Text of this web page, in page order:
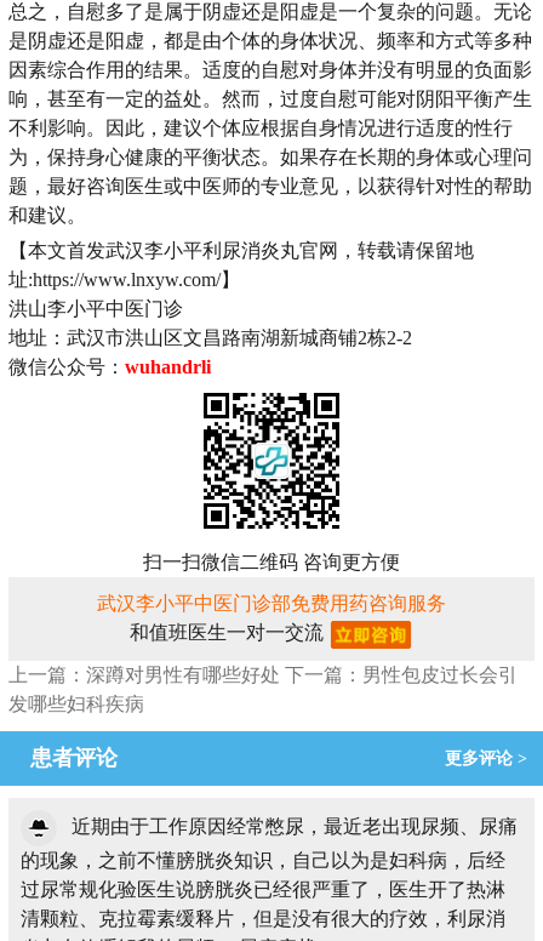
总之，自慰多了是属于阴虚还是阳虚是一个复杂的问题。无论
是阴虚还是阳虚，都是由个体的身体状况、频率和方式等多种
因素综合作用的结果。适度的自慰对身体并没有明显的负面影
响，甚至有一定的益处。然而，过度自慰可能对阴阳平衡产生
不利影响。因此，建议个体应根据自身情况进行适度的性行
为，保持身心健康的平衡状态。如果存在长期的身体或心理问
题，最好咨询医生或中医师的专业意见，以获得针对性的帮助
和建议。
【本文首发武汉李小平利尿消炎丸官网，转载请保留地
址:https://www.lnxyw.com/】
洪山李小平中医门诊
地址：武汉市洪山区文昌路南湖新城商铺2栋2-2
微信公众号： wuhandrli
扫一扫微信二维码 咨询更方便
武汉李小平中医门诊部免费用药咨询服务
和值班医生一对一交流
上一篇：深蹲对男性有哪些好处 下一篇：男性包皮过长会引
发哪些妇科疾病
患者评论 更多评论 >
近期由于工作原因经常憋尿，最近老出现尿频、尿痛
的现象，之前不懂膀胱炎知识，自己以为是妇科病，后经
过尿常规化验医生说膀胱炎已经很严重了，医生开了热淋
清颗粒、克拉霉素缓释片，但是没有很大的疗效，利尿消